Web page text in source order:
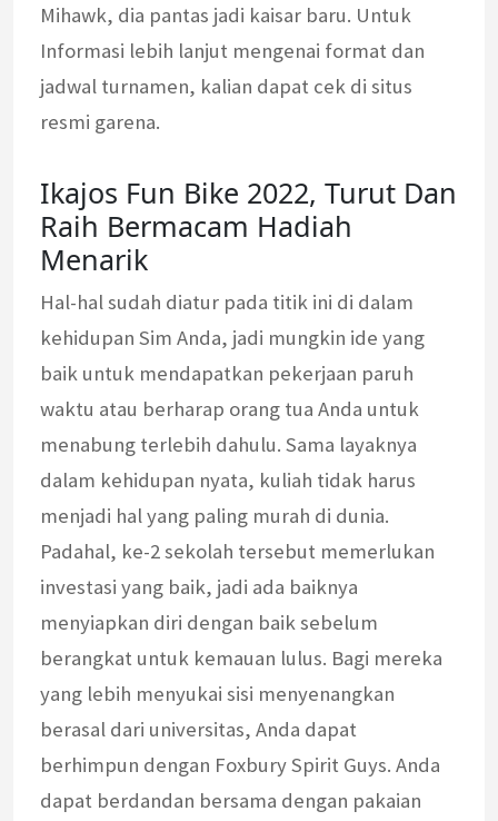
Mihawk, dia pantas jadi kaisar baru. Untuk
Informasi lebih lanjut mengenai format dan
jadwal turnamen, kalian dapat cek di situs
resmi garena.
Ikajos Fun Bike 2022, Turut Dan
Raih Bermacam Hadiah
Menarik
Hal-hal sudah diatur pada titik ini di dalam
kehidupan Sim Anda, jadi mungkin ide yang
baik untuk mendapatkan pekerjaan paruh
waktu atau berharap orang tua Anda untuk
menabung terlebih dahulu. Sama layaknya
dalam kehidupan nyata, kuliah tidak harus
menjadi hal yang paling murah di dunia.
Padahal, ke-2 sekolah tersebut memerlukan
investasi yang baik, jadi ada baiknya
menyiapkan diri dengan baik sebelum
berangkat untuk kemauan lulus. Bagi mereka
yang lebih menyukai sisi menyenangkan
berasal dari universitas, Anda dapat
berhimpun dengan Foxbury Spirit Guys. Anda
dapat berdandan bersama dengan pakaian